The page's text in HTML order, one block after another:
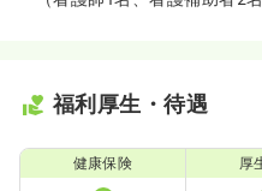
福利厚生・待遇
健康保険 厚